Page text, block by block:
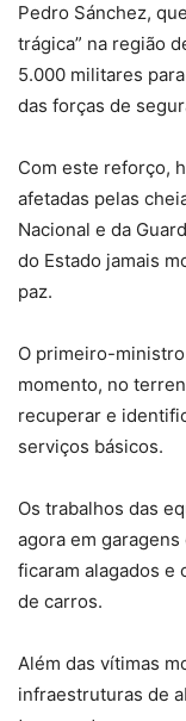
Pedro Sánchez,
trágica” na região
5.000 militares
das forças de
Com este reforço,
afetadas pelas
Nacional e da
do Estado jamais
paz.
O primeiro-
momento, no
recuperar e
serviços básicos.
Os trabalhos das
agora em
ficaram alagados e
de carros.
Além das vítimas
infraestruturas de